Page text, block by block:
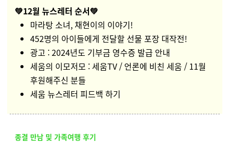
💚12월 뉴스레터 순서💚
마라탕 소녀, 채현이의 이야기!
452명의 아이들에게 전달할 선물 포장 대작전!
광고 : 2024년도 기부금 영수증 발급 안내
세움의 이모저모 : 세움TV / 언론에 비친 세움 / 11월
후원해주신 분들
세움 뉴스레터 피드백 하기
종결 만남 및 가족여행 후기